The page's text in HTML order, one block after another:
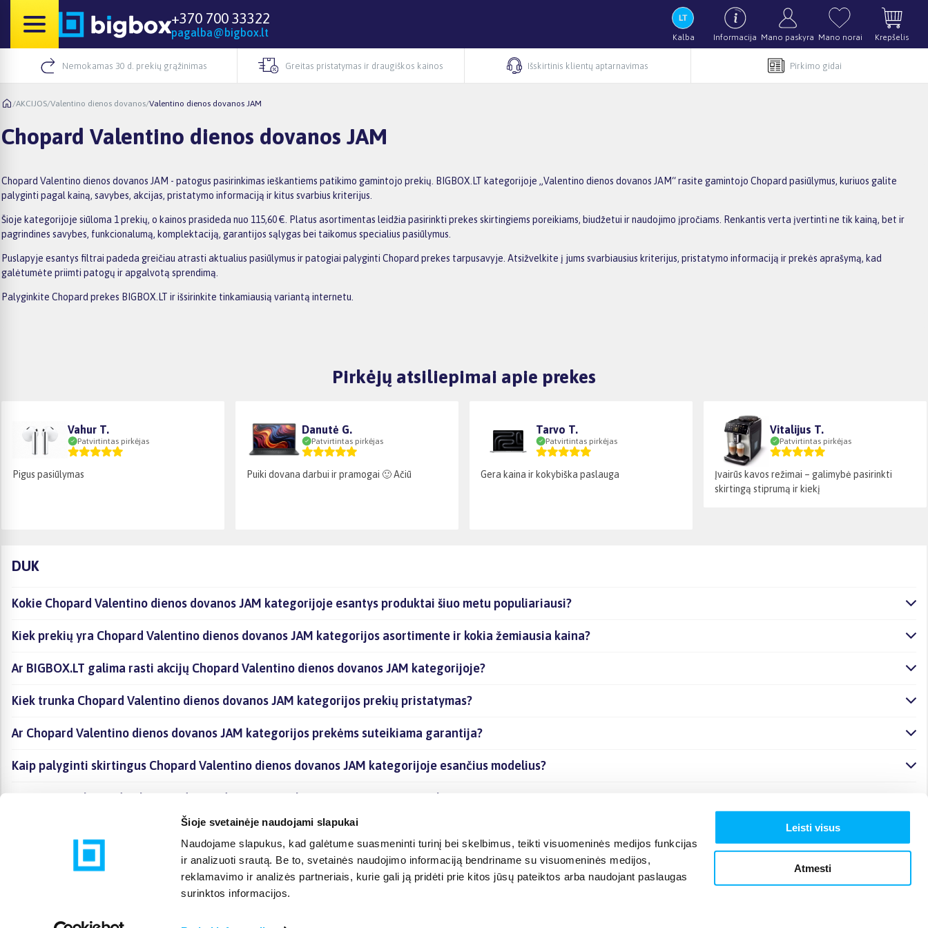
Šioje svetainėje naudojami slapukai
Naudojame slapukus, kad galėtume suasmeninti turinį bei skelbimus, teikti visuomeninės medijos funkcijas
ir analizuoti srautą. Be to, svetainės naudojimo informaciją bendriname su visuomeninės medijos,
reklamavimo ir analizės partneriais, kurie gali ją pridėti prie kitos jūsų pateiktos arba naudojant paslaugas
surinktos informacijos.
Leisti visus
Atmesti
+370 700 33322
pagalba@bigbox.lt Kalba Informacija Mano paskyra Mano norai Krepšelis
Nemokamas 30 d. prekių grąžinimas Greitas pristatymas ir draugiškos kainos Išskirtinis klientų aptarnavimas Pirkimo gidai
/AKCIJOS/Valentino dienos dovanos/Valentino dienos dovanos JAM
Chopard Valentino dienos dovanos JAM
Chopard Valentino dienos dovanos JAM - patogus pasirinkimas ieškantiems patikimo gamintojo prekių. BIGBOX.LT kategorijoje „Valentino dienos dovanos JAM“ rasite gamintojo Chopard pasiūlymus, kuriuos galite
palyginti pagal kainą, savybes, akcijas, pristatymo informaciją ir kitus svarbius kriterijus.
Šioje kategorijoje siūloma 1 prekių, o kainos prasideda nuo 115,60 €. Platus asortimentas leidžia pasirinkti prekes skirtingiems poreikiams, biudžetui ir naudojimo įpročiams. Renkantis verta įvertinti ne tik kainą, bet ir
pagrindines savybes, funkcionalumą, komplektaciją, garantijos sąlygas bei taikomus specialius pasiūlymus.
Puslapyje esantys filtrai padeda greičiau atrasti aktualius pasiūlymus ir patogiai palyginti Chopard prekes tarpusavyje. Atsižvelkite į jums svarbiausius kriterijus, pristatymo informaciją ir prekės aprašymą, kad
galėtumėte priimti patogų ir apgalvotą sprendimą.
Palyginkite Chopard prekes BIGBOX.LT ir išsirinkite tinkamiausią variantą internetu.
Pirkėjų atsiliepimai apie prekes
Vahur T.
Patvirtintas pirkėjas
Pigus pasiūlymas
Danutė G.
Patvirtintas pirkėjas
Puiki dovana darbui ir pramogai 🙂 Ačiū
Tarvo T.
Patvirtintas pirkėjas
Gera kaina ir kokybiška paslauga
Vitalijus T.
Patvirtintas pirkėjas
Įvairūs kavos režimai – galimybė pasirinkti
skirtingą stiprumą ir kiekį
DUK
Kokie Chopard Valentino dienos dovanos JAM kategorijoje esantys produktai šiuo metu populiariausi?
Kiek prekių yra Chopard Valentino dienos dovanos JAM kategorijos asortimente ir kokia žemiausia kaina?
Ar BIGBOX.LT galima rasti akcijų Chopard Valentino dienos dovanos JAM kategorijoje?
Kiek trunka Chopard Valentino dienos dovanos JAM kategorijos prekių pristatymas?
Ar Chopard Valentino dienos dovanos JAM kategorijos prekėms suteikiama garantija?
Kaip palyginti skirtingus Chopard Valentino dienos dovanos JAM kategorijoje esančius modelius?
Kaip įsigyti Chopard Valentino dienos dovanos JAM kategorijoje esančias prekes internetu?